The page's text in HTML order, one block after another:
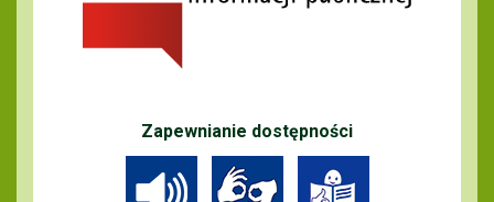
Zapewnianie dostępności